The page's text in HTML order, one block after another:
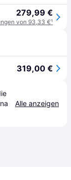
279,99 €
von 93,33 €¹
319,00 €
Alle anzeigen